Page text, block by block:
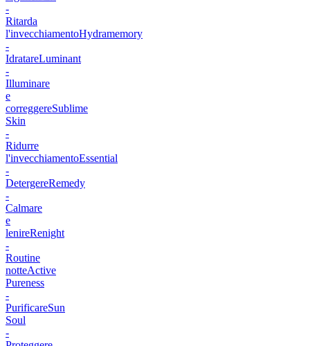
-
Ritarda
l'invecchiamentoHydramemory
-
IdratareLuminant
-
Illuminare
e
correggereSublime
Skin
-
Ridurre
l'invecchiamentoEssential
-
DetergereRemedy
-
Calmare
e
lenireRenight
-
Routine
notteActive
Pureness
-
PurificareSun
Soul
-